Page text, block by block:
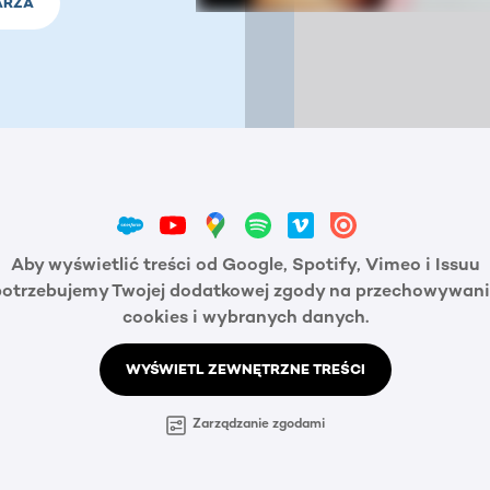
Aby wyświetlić treści od Google, Spotify, Vimeo i Issuu
Twojej dodatkowej zgody na
cookies i wybranych danych.
WYŚWIETL ZEWNĘTRZNE TREŚCI
Zarządzanie zgodami